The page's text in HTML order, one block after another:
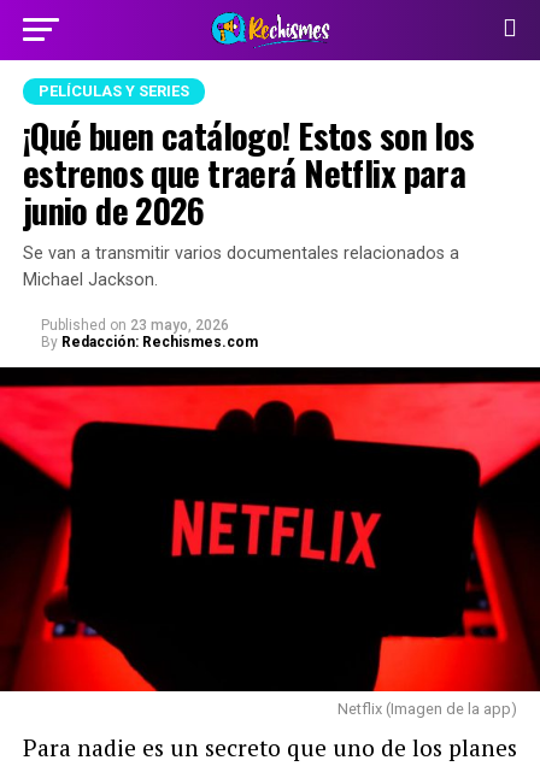
PELÍCULAS Y SERIES
¡Qué buen catálogo! Estos son los
estrenos que traerá Netflix para
junio de 2026
Se van a transmitir varios documentales relacionados a
Michael Jackson.
Published on 23 mayo, 2026
By Redacción: Rechismes.com
Netflix (Imagen de la app)
Para nadie es un secreto que uno de los planes